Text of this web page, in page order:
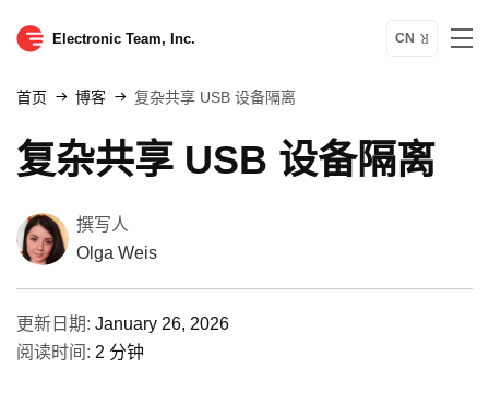
Electronic Team, Inc. CN
首页 博客 复杂共享 USB 设备隔离
复杂共享 USB 设备隔离
撰写人
Olga Weis
更新日期: January 26, 2026
阅读时间: 2 分钟